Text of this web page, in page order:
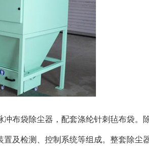
冲布袋除尘器，配套涤纶针刺毡布袋。
及检测、控制系统等组成。整套除尘